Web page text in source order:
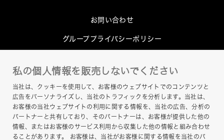
お問い合わせ
グループプライバシーポリシー
このサイトについて
ヘルプ
サイトマップ
私の個人情報を販売しないでください
当社は、クッキーを使用して、お客様のウェブサイトでのコンテンツと
広告をパーソナライズし、当社のトラフィックを分析します。当社は、
お客様の当社ウェブサイトの利用に関する情報を、当社の広告、分析の
パートナーと共有しており、そのパートナーは、お客様が提供した他の
情報、またはお客様のサービス利用から収集した他の情報と組み合わせ
ることがあります。 お客様は、当社がお客様に関する情報を当社のパ